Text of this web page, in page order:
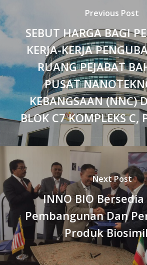
Previous Post
SEBUT HARGA BAGI
KERJA-KERJA
RUANG PEJABAT
PUSAT
KEBANGSAAN (NNC)
BLOK C7 KOMPLEKS C,
Next Post
INNO BIO
Pembangunan Dan
Produk